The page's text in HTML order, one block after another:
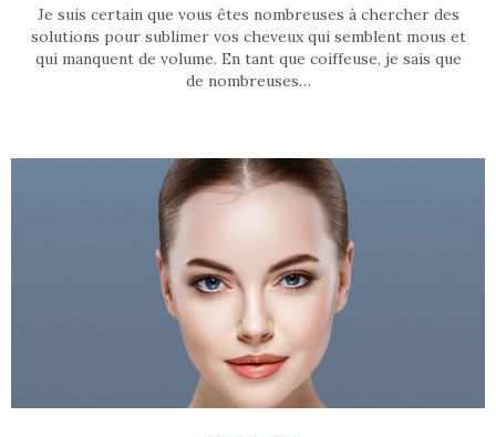
Je suis certain que vous êtes nombreuses à chercher des
solutions pour sublimer vos cheveux qui semblent mous et
qui manquent de volume. En tant que coiffeuse, je sais que
de nombreuses…